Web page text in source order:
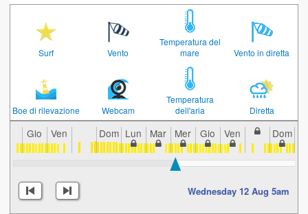
Surf Vento
Temperatura del
mare
Vento in diretta
Boe di rilevazione Webcam
Temperatura
dell'aria
Diretta
Gio Ven Dom Lun Mar Mer Gio Ven Dom
Wednesday 12 Aug 5am